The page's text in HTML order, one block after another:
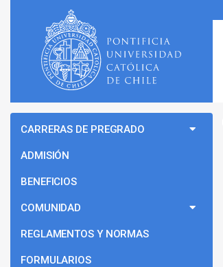
CARRERAS DE PREGRADO
ADMISIÓN
BENEFICIOS
COMUNIDAD
REGLAMENTOS Y NORMAS
FORMULARIOS